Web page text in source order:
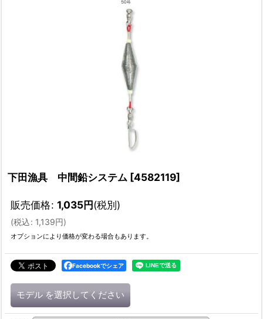
下田漁具 中間鉛システム [4582119]
販売価格: 1,035円(税別)
(税込: 1,139円)
オプションにより価格が変わる場合もあります。
Facebookでシェア
モデル を選択してください